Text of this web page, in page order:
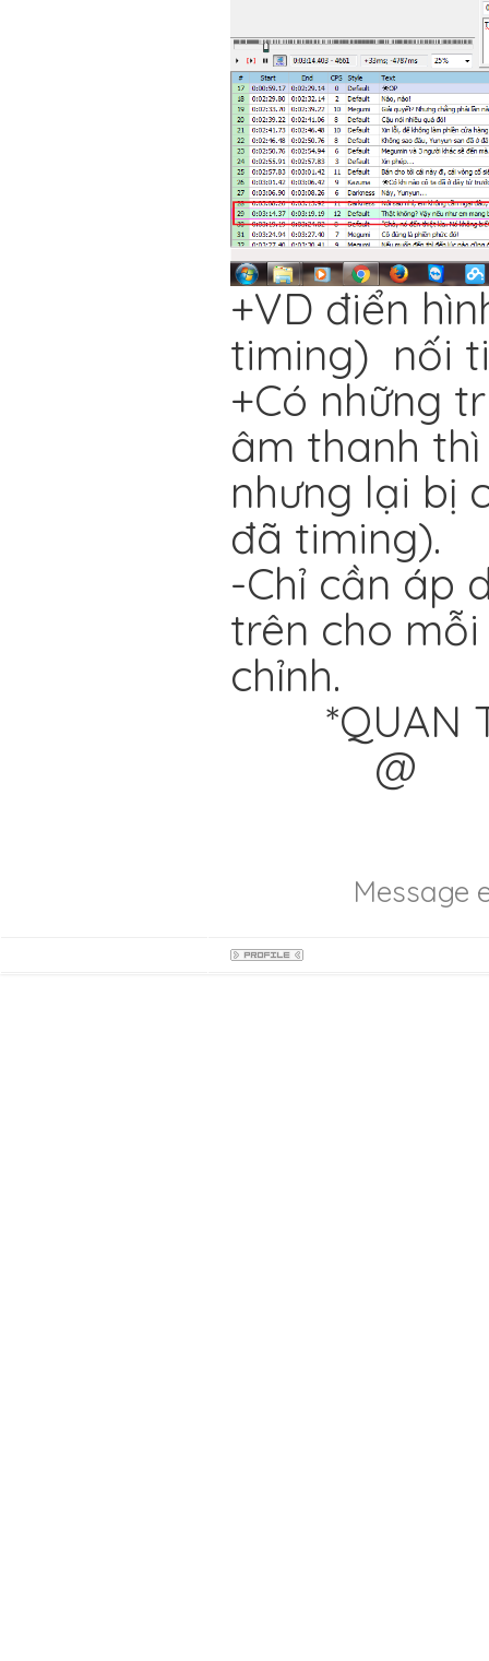
+VD điển
timing) nối
+Có những
âm thanh
nhưng lại bị
đã timing).
-Chỉ cần áp
trên cho
chỉnh.
*QUAN
@
Message